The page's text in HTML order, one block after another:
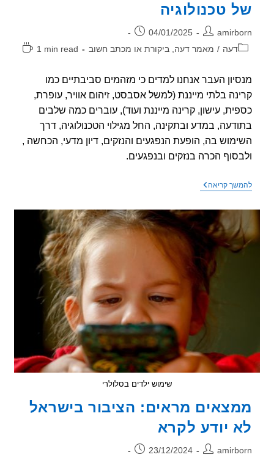
טכנולוגיה
פורסם:
04/01/2025
מאמר דעה, ביקורת או מכתב חשוב
זמן
1 min read
העבר אנחנו למדים כי מזהמים סביבתיים כמו
בלתי מייננת (למשל אסבסט, זיהום אוויר, עופרת,
עישון, קרינה מייננת ועוד), עוברים כמה שלבים
במדע ובתקינה, החל מגילוי הטכנולוגיה, דרך
בה, הופעת הנפגעים והנזקים, דיון מדעי, הכחשה ,
הכרה בנזקים ובנפגעים.
קריאהשלבים
ובסיכון
של
טכנולוגיה
שימוש ילדים בסלולרי
מראים: הציבור בישראל
יודע לקרא
פורסם:
23/12/2024